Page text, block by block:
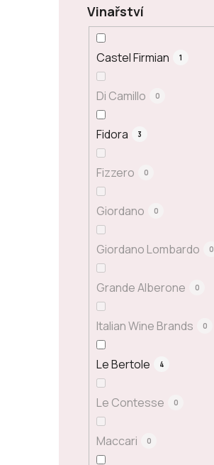
Vinařství
Castel Firmian 1
Di Camillo 0
Fidora 3
Fizzero 0
Giordano 0
Giordano Lombardo 0
Grande Alberone 0
Italian Wine Brands 0
Le Bertole 4
Le Contesse 0
Maccari 0